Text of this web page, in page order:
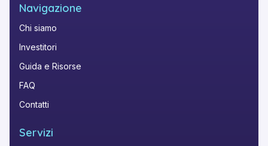
Navigazione
Chi siamo
Investitori
Guida e Risorse
FAQ
Contatti
Servizi